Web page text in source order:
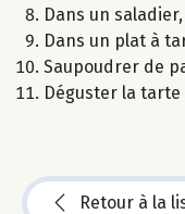
Dans un
Dans un plat à
Saupoudrer de
Déguster la tarte
Retour à la